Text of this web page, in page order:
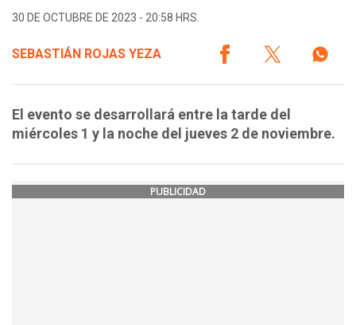
30 DE OCTUBRE DE 2023 - 20:58 HRS.
SEBASTIÁN ROJAS YEZA
El evento se desarrollará entre la tarde del
miércoles 1 y la noche del jueves 2 de noviembre.
PUBLICIDAD